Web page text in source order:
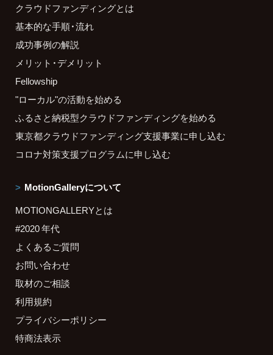
クラウドファンディングとは
基本的な手順・流れ
成功事例の解説
メリット・デメリット
Fellowship
"ローカル"の活動を始める
ふるさと納税型クラウドファンディングを始める
東京都クラウドファンディング支援事業に申し込む
コロナ対策支援プログラムに申し込む
MotionGalleryについて
MOTIONGALLERYとは
#2020 年代
よくあるご質問
お問い合わせ
取材のご相談
利用規約
プライバシーポリシー
特商法表示